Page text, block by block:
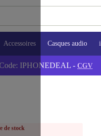
Accessoires Casques audio
IPHONEDEAL - CGV
de stock